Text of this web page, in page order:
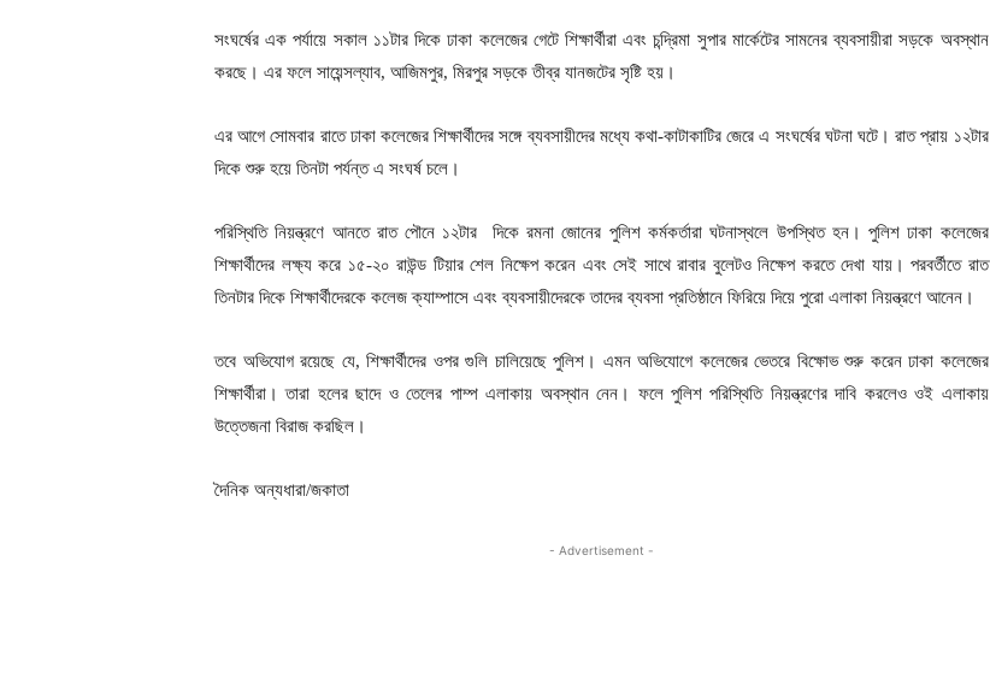
সংঘর্ষের এক পর্যায়ে সকাল ১১টার দিকে ঢাকা কলেজের গেটে শিক্ষার্থীরা এবং চন্দ্রিমা সুপার মার্কেটের সামনের ব্যবসায়ীরা সড়কে অবস্থান
করছে। এর ফলে সায়েন্সল্যাব, আজিমপুর, মিরপুর সড়কে তীব্র যানজটের সৃষ্টি হয়।
এর আগে সোমবার রাতে ঢাকা কলেজের শিক্ষার্থীদের সঙ্গে ব্যবসায়ীদের মধ্যে কথা-কাটাকাটির জেরে এ সংঘর্ষের ঘটনা ঘটে। রাত প্রায় ১২টার
দিকে শুরু হয়ে তিনটা পর্যন্ত এ সংঘর্ষ চলে।
পরিস্থিতি নিয়ন্ত্রণে আনতে রাত পৌনে ১২টার দিকে রমনা জোনের পুলিশ কর্মকর্তারা ঘটনাস্থলে উপস্থিত হন। পুলিশ ঢাকা কলেজের
শিক্ষার্থীদের লক্ষ্য করে ১৫-২০ রাউন্ড টিয়ার শেল নিক্ষেপ করেন এবং সেই সাথে রাবার বুলেটও নিক্ষেপ করতে দেখা যায়। পরবর্তীতে রাত
তিনটার দিকে শিক্ষার্থীদেরকে কলেজ ক্যাম্পাসে এবং ব্যবসায়ীদেরকে তাদের ব্যবসা প্রতিষ্ঠানে ফিরিয়ে দিয়ে পুরো এলাকা নিয়ন্ত্রণে আনেন।
তবে অভিযোগ রয়েছে যে, শিক্ষার্থীদের ওপর গুলি চালিয়েছে পুলিশ। এমন অভিযোগে কলেজের ভেতরে বিক্ষোভ শুরু করেন ঢাকা কলেজের
শিক্ষার্থীরা। তারা হলের ছাদে ও তেলের পাম্প এলাকায় অবস্থান নেন। ফলে পুলিশ পরিস্থিতি নিয়ন্ত্রণের দাবি করলেও ওই এলাকায়
উত্তেজনা বিরাজ করছিল।
দৈনিক অন্যধারা/জকাতা
- Advertisement -